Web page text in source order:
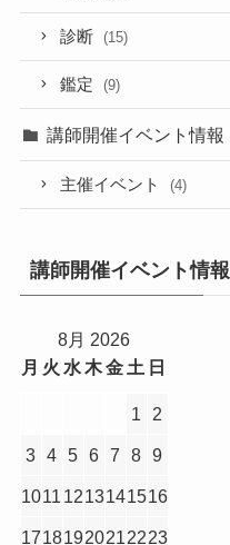
診断 (15)
鑑定 (9)
講師開催イベント情報
主催イベント (4)
講師開催イベント情報
8月 2026
月 火 水木金 土 日
1 2
3 4 5 6 7 8 9
1011 1213141516
17181920212223